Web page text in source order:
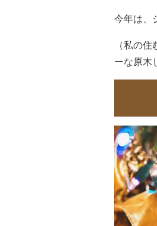
今年は、
（私の
ーな原木